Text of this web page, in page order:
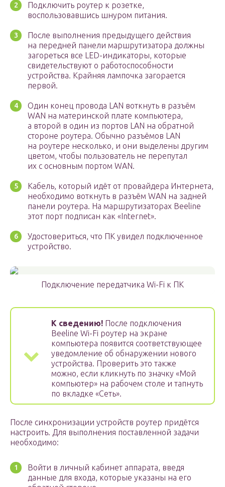
Подключить роутер к розетке,
воспользовавшись шнуром питания.
После выполнения предыдущего действия
на передней панели маршрутизатора должны
загореться все LED-индикаторы, которые
свидетельствуют о работоспособности
устройства. Крайняя лампочка загорается
первой.
Один конец провода LAN воткнуть в разъём
WAN на материнской плате компьютера,
а второй в один из портов LAN на обратной
стороне роутера. Обычно разъёмов LAN
на роутере несколько, и они выделены другим
цветом, чтобы пользователь не перепутал
их с основным портом WAN.
Кабель, который идёт от провайдера Интернета,
необходимо воткнуть в разъём WAN на задней
панели роутера. На маршрутизаторах Beeline
этот порт подписан как «Internet».
Удостовериться, что ПК увидел подключенное
устройство.
Подключение передатчика Wi-Fi к ПК
К сведению! После подключения
Beeline Wi-Fi роутер на экране
компьютера появится соответствующее
уведомление об обнаружении нового
устройства. Проверить это также
можно, если кликнуть по значку «Мой
компьютер» на рабочем столе и тапнуть
по вкладке «Сеть».
После синхронизации устройств роутер придётся
настроить. Для выполнения поставленной задачи
необходимо:
Войти в личный кабинет аппарата, введя
данные для входа, которые указаны на его